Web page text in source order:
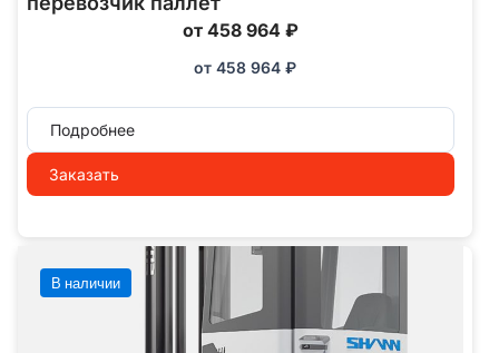
от 458 964 ₽
от 458 964 ₽
Подробнее
Заказать
В наличии